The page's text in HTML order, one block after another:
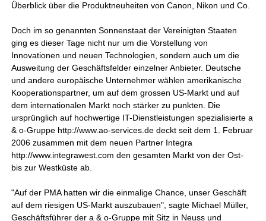
Überblick über die Produktneuheiten von Canon, Nikon und Co.
Doch im so genannten Sonnenstaat der Vereinigten Staaten
ging es dieser Tage nicht nur um die Vorstellung von
Innovationen und neuen Technologien, sondern auch um die
Ausweitung der Geschäftsfelder einzelner Anbieter. Deutsche
und andere europäische Unternehmer wählen amerikanische
Kooperationspartner, um auf dem grossen US-Markt und auf
dem internationalen Markt noch stärker zu punkten. Die
ursprünglich auf hochwertige IT-Dienstleistungen spezialisierte a
& o-Gruppe http://www.ao-services.de deckt seit dem 1. Februar
2006 zusammen mit dem neuen Partner Integra
http://www.integrawest.com den gesamten Markt von der Ost-
bis zur Westküste ab.
"Auf der PMA hatten wir die einmalige Chance, unser Geschäft
auf dem riesigen US-Markt auszubauen", sagte Michael Müller,
Geschäftsführer der a & o-Gruppe mit Sitz in Neuss und